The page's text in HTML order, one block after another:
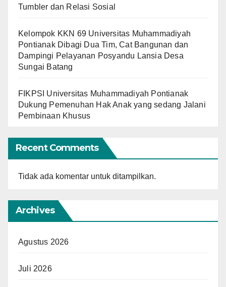
Tumbler dan Relasi Sosial
Kelompok KKN 69 Universitas Muhammadiyah
Pontianak Dibagi Dua Tim, Cat Bangunan dan
Dampingi Pelayanan Posyandu Lansia Desa
Sungai Batang
FIKPSI Universitas Muhammadiyah Pontianak
Dukung Pemenuhan Hak Anak yang sedang Jalani
Pembinaan Khusus
Recent Comments
Tidak ada komentar untuk ditampilkan.
Archives
Agustus 2026
Juli 2026